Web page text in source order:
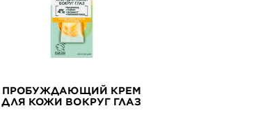
ПРОБУЖДАЮЩИЙ КРЕМ
ДЛЯ КОЖИ ВОКРУГ ГЛАЗ